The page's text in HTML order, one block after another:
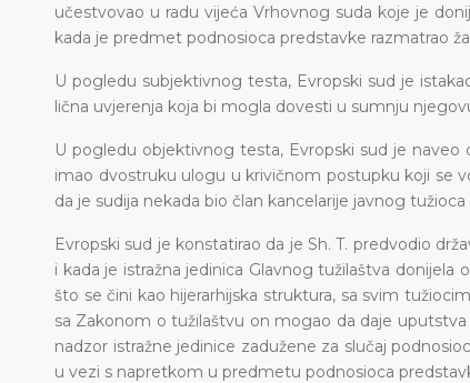
učestvovao u radu vijeća Vrhovnog suda koje je
kada je predmet podnosioca predstavke razmatrao
U pogledu subjektivnog testa, Evropski sud je
lična uvjerenja koja bi mogla dovesti u sumnju
U pogledu objektivnog testa, Evropski sud je naveo
imao dvostruku ulogu u krivičnom postupku koji se
da je sudija nekada bio član kancelarije javnog
Evropski sud je konstatirao da je Sh. T. predvodio
i kada je istražna jedinica Glavnog tužilaštva
što se čini kao hijerarhijska struktura, sa svim
sa Zakonom o tužilaštvu on mogao da daje
nadzor istražne jedinice zadužene za slučaj
u vezi s napretkom u predmetu podnosioca